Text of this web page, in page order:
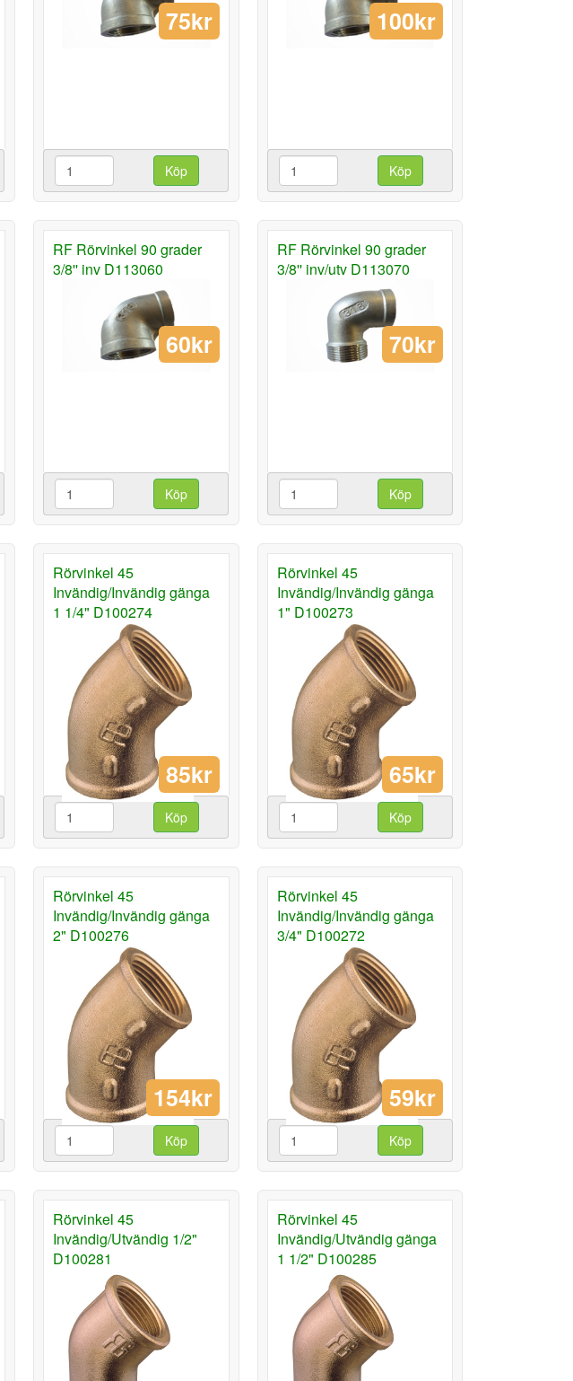
75kr
Köp
100kr
Köp
RF Rörvinkel 90 grader
3/8'' inv D113060
60kr
Köp
RF Rörvinkel 90 grader
3/8'' inv/utv D113070
70kr
Köp
Rörvinkel 45
Invändig/Invändig gänga
1 1/4" D100274
85kr
Köp
Rörvinkel 45
Invändig/Invändig gänga
1" D100273
65kr
Köp
Rörvinkel 45
Invändig/Invändig gänga
2" D100276
154kr
Köp
Rörvinkel 45
Invändig/Invändig gänga
3/4" D100272
59kr
Köp
Rörvinkel 45
Invändig/Utvändig 1/2"
D100281
Rörvinkel 45
Invändig/Utvändig gänga
1 1/2" D100285